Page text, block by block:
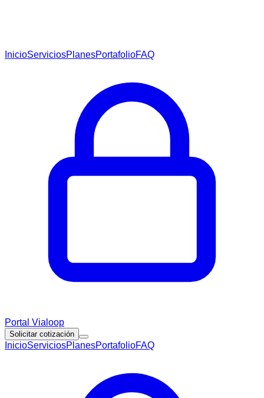
InicioServiciosPlanesPortafolioFAQ
Portal Vialoop
Solicitar cotización
InicioServiciosPlanesPortafolioFAQ